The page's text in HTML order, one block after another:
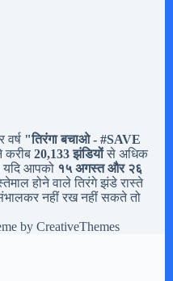
वर्ष "तिरंगा बचाओ - #SAVE
करीब 20,133 झंडियोंसे अधिक
यदि आपको १५ अगस्त और २६
होने वाले तिरंगे झंडे रास्ते
नहीं रख नहीं सकते तो
by CreativeThemes